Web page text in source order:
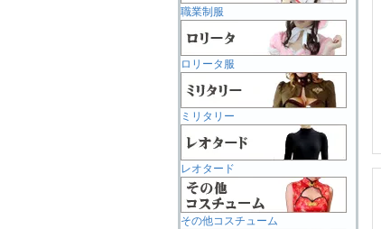
職業制服
ロリータ服
ミリタリー
レオタード
その他コスチューム